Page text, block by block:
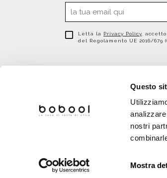
Questo
nostri
Mostra
Letta la Privacy Policy ,
del Regolamento UE 2016/679